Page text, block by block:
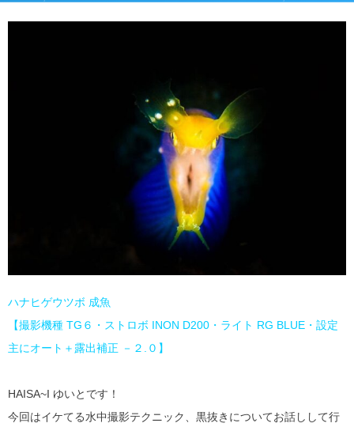
ハナヒゲウツボ 成魚
【撮影機種 TG６・ストロボ INON D200・ライト RG BLUE・設定
主にオート＋露出補正 －２.０】
HAISA~I ゆいとです！
今回はイケてる水中撮影テクニック、黒抜きについてお話しして行